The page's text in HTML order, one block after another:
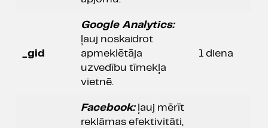
_gid
Google Analytics:
ļauj noskaidrot
apmeklētāja
uzvedību tīmekļa
vietnē.
1 diena
Facebook: ļauj mērīt
reklāmas efektivitāti,